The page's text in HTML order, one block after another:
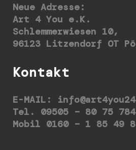
Neue Adresse:
Art 4 You e.K.
Schlemmerwiesen 10,
96123 Litzendorf OT
Kontakt
E-MAIL:
Tel. 09505 – 80 75 784
Mobil 0160 – 1 85 49